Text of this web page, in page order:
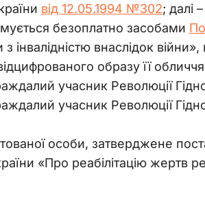
від 12.05.1994 №302; далі
безоплатно засобами
інвалідністю внаслідок
образу її
учасник Революції
учасник Революції
особи, затверджене
«Про реабілітацію жертв